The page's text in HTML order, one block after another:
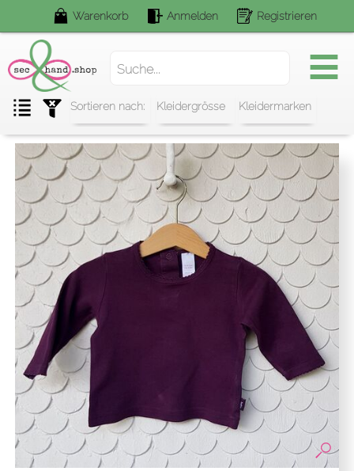
Warenkorb Anmelden Registrieren